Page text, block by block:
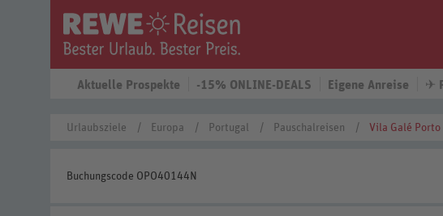
Aktuelle Prospekte -15% ONLINE-DEALS Eigene Anreise ✈
Urlaubsziele Europa Portugal Pauschalreisen Vila Galé Porto
Buchungscode OPO40144N